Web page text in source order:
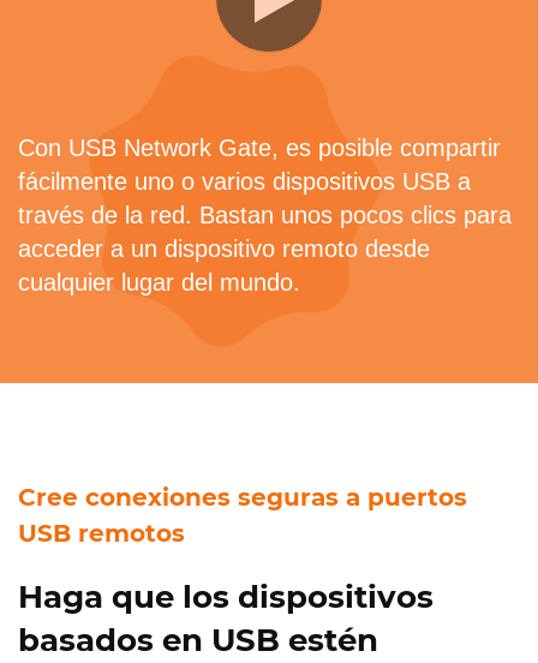
Con USB Network Gate, es posible compartir
fácilmente uno o varios dispositivos USB a
través de la red. Bastan unos pocos clics para
acceder a un dispositivo remoto desde
cualquier lugar del mundo.
Cree conexiones seguras a puertos
USB remotos
Haga que los dispositivos
basados en USB estén